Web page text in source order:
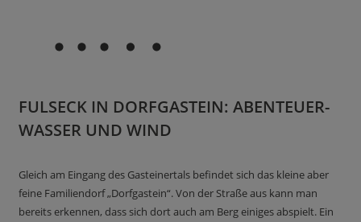
FULSECK IN DORFGASTEIN: ABENTEUER-
WASSER UND WIND
Gleich am Eingang des Gasteinertals befindet sich das kleine aber
feine Familiendorf „Dorfgastein“. Von der Straße aus kann man
bereits erkennen, dass sich dort auch am Berg einiges abspielt. Ein